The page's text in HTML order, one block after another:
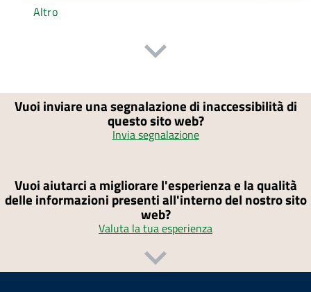
Altro
Vuoi inviare una segnalazione di inaccessibilità di
questo sito web?
Invia segnalazione
Vuoi aiutarci a migliorare l'esperienza e la qualità
delle informazioni presenti all'interno del nostro sito
web?
Valuta la tua esperienza